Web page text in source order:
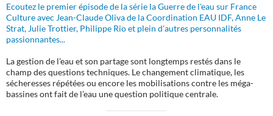
Ecoutez le premier épisode de la série la Guerre de l'eau sur France
Culture avec Jean-Claude Oliva de la Coordination EAU IDF, Anne Le
Strat, Julie Trottier, Philippe Rio et plein d'autres personnalités
passionnantes...
La gestion de l’eau et son partage sont longtemps restés dans le
champ des questions techniques. Le changement climatique, les
sécheresses répétées ou encore les mobilisations contre les méga-
bassines ont fait de l’eau une question politique centrale.